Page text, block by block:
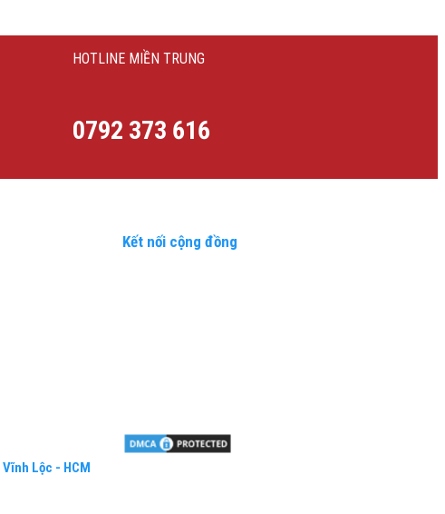
HOTLINE MIỀN TRUNG
0792 373 616
Lộc - HCM
Kết nối cộng đồng